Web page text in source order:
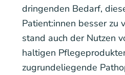
dringenden Bedarf,
Patient:innen besser zu
stand auch der Nutzen
haltigen
zugrundeliegende